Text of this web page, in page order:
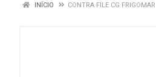
INÍCIO CONTRA FILE CG FRIGOMAR